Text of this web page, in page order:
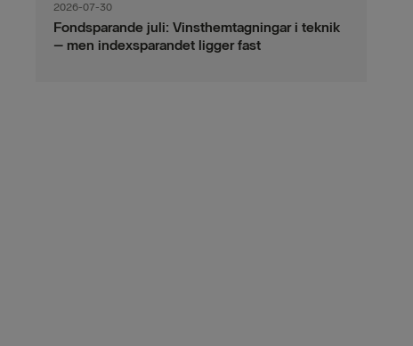
2026-07-30
Fondsparande juli: Vinsthemtagningar i teknik
– men indexsparandet ligger fast